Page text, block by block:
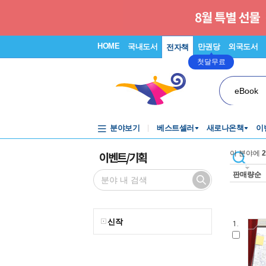
HOME 국내도서 전자책 만권당
첫달무료
외국도서
eBook
분야보기 베스트셀러 새로나온책 이
이벤트/기획
신작
이 분야에 2
판매량순
1.